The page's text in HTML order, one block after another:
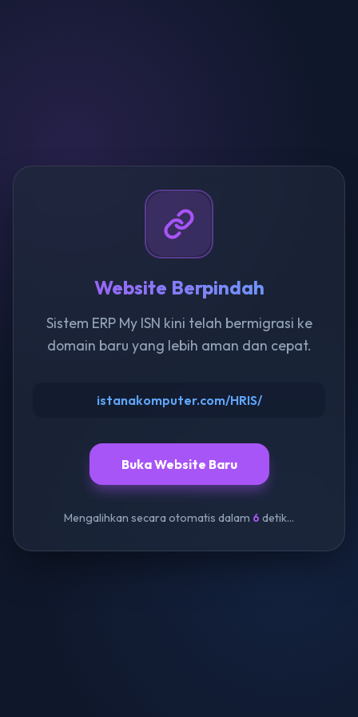
Website Berpindah
Sistem ERP My ISN kini telah bermigrasi ke
domain baru yang lebih aman dan cepat.
istanakomputer.com/HRIS/
Buka Website Baru
Mengalihkan secara otomatis dalam 6 detik...